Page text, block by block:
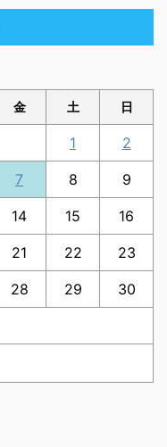
金 土 日
1 2
7 8 9
14 15 16
21 22 23
28 29 30